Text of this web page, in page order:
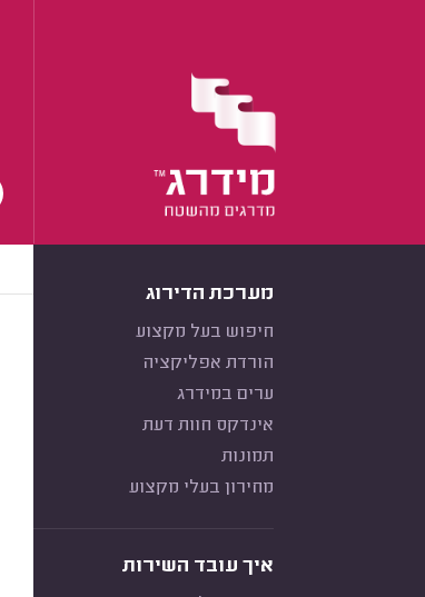
מערכת הדירוג
חיפוש בעל מקצוע
הורדת אפליקציה
ערים במידרג
אינדקס חוות דעת
תמונות
מחירון בעלי מקצוע
איך עובד השירות